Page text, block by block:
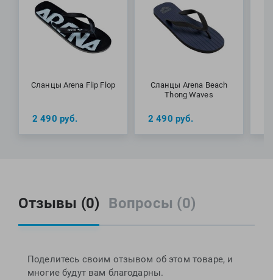
Сланцы Arena Flip Flop
2 490 руб.
Сланцы Arena Beach
Thong Waves
2 490 руб.
Отзывы (0) Вопросы (0)
Поделитесь своим отзывом об этом товаре, и
многие будут вам благодарны.